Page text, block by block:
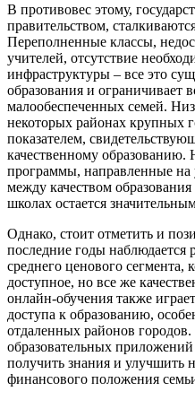
В противовес этому,
правительством,
Переполненные классы,
учителей, отсутствие
инфраструктуры – все это
образования и ограничивает
малообеспеченных семей.
некоторых районах крупных
показателем,
качественному образованию.
программы, направленные на
между качеством
школах остается
Однако, стоит отметить и
последние годы наблюдается
среднего ценового сегмента,
доступное, но все же
онлайн-обучения также
доступа к образованию,
отдаленных районов
образовательных
получить знания и улучшить
финансового положения